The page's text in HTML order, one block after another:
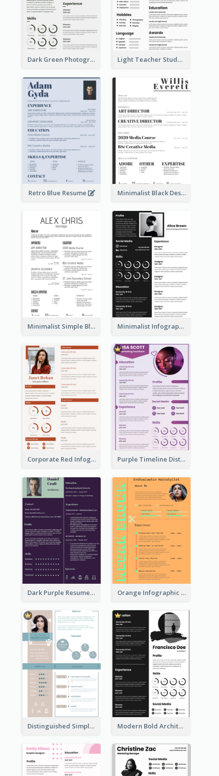
Dark Green Photographer Resume Light Teacher Student Resume
Retro Blue Resume Minimalist Black Designer Resume
Minimalist Simple Black Resume Minimalist Infographic Resume
Corporate Red Infographic Resume Purple Timeline Distinguished Resume
Dark Purple Resume Orange Infographic Consultant Resume
Distinguished Simple Professional Resume Modern Bold Architect Resume